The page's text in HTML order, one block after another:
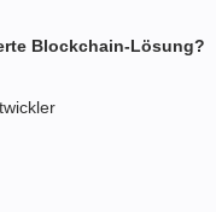
Blockchain-Lösung?